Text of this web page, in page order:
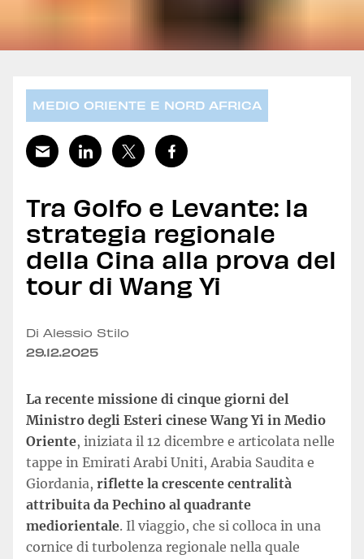
MEDIO ORIENTE E NORD AFRICA
Tra Golfo e Levante: la
strategia regionale
della Cina alla prova del
tour di Wang Yi
Di Alessio Stilo
29.12.2025
La recente missione di cinque giorni del
Ministro degli Esteri cinese Wang Yi in Medio
Oriente, iniziata il 12 dicembre e articolata nelle
tappe in Emirati Arabi Uniti, Arabia Saudita e
Giordania, riflette la crescente centralità
attribuita da Pechino al quadrante
mediorientale. Il viaggio, che si colloca in una
cornice di turbolenza regionale nella quale